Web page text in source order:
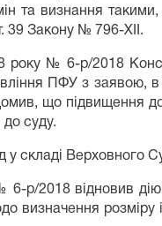
та визнання такими,
39 Закону № 796-ХІІ.
року № 6-р/2018
ПФУ з заявою,
що підвищення
суду.
складі Верховного
р/2018 відновив
визначення розміру